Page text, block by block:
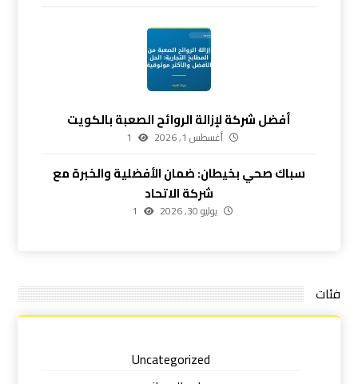
أفضل شركة لإزالة الروائح الصعبة بالكويت
أغسطس 1, 2026 1
سباك صحي بخيطان: ضمان الأفضلية والخبرة مع
شركة الاتحاد
يوليو 30, 2026 1
فئات
Uncategorized